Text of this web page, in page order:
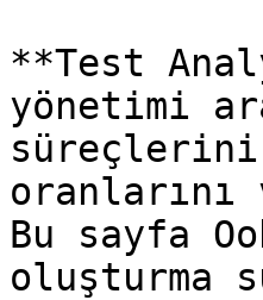
**Test
yönetimi
oranlarını
Bu sayfa
oluşturma